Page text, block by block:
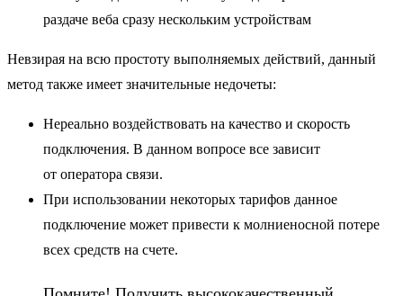
раздаче веба сразу нескольким устройствам
Невзирая на всю простоту выполняемых действий, данный
метод также имеет значительные недочеты:
Нереально воздействовать на качество и скорость
подключения. В данном вопросе все зависит
от оператора связи.
При использовании некоторых тарифов данное
подключение может привести к молниеносной потере
всех средств на счете.